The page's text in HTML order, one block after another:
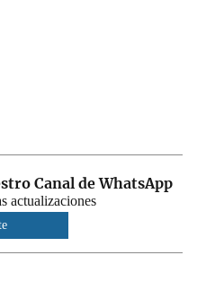
Canal de WhatsApp
actualizaciones